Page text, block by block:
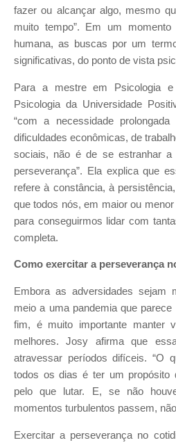
fazer ou alcançar algo, mesmo
muito tempo”. Em um
humana, as buscas por um
significativas, do ponto de vista
Para a mestre em Psicologia
Psicologia da Universidade
“com a necessidade
dificuldades econômicas, de
sociais, não é de se estranhar a
perseverança”. Ela explica que
refere à constância, à
que todos nós, em maior ou
para conseguirmos lidar com
completa.
Como exercitar a perseverança
Embora as adversidades sejam
meio a uma pandemia que
fim, é muito importante manter
melhores. Josy afirma que
atravessar períodos difíceis. “O
todos os dias é ter um propósito
pelo que lutar. E, se não
momentos turbulentos passem,
Exercitar a perseverança no